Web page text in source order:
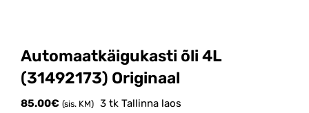
Automaatkäigukasti õli 4L
(31492173) Originaal
85.00€ (sis. KM) 3 tk Tallinna laos